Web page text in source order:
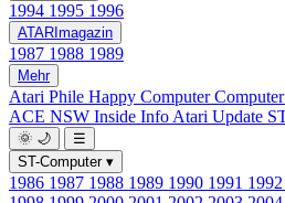
1994 1995 1996
ATARImagazin
1987 1988 1989
Mehr
Atari Phile Happy Computer
ACE NSW Inside Info Atari Update
🌞 🌙
☰
ST-Computer ▾
1986 1987 1988 1989 1990 1991 1992